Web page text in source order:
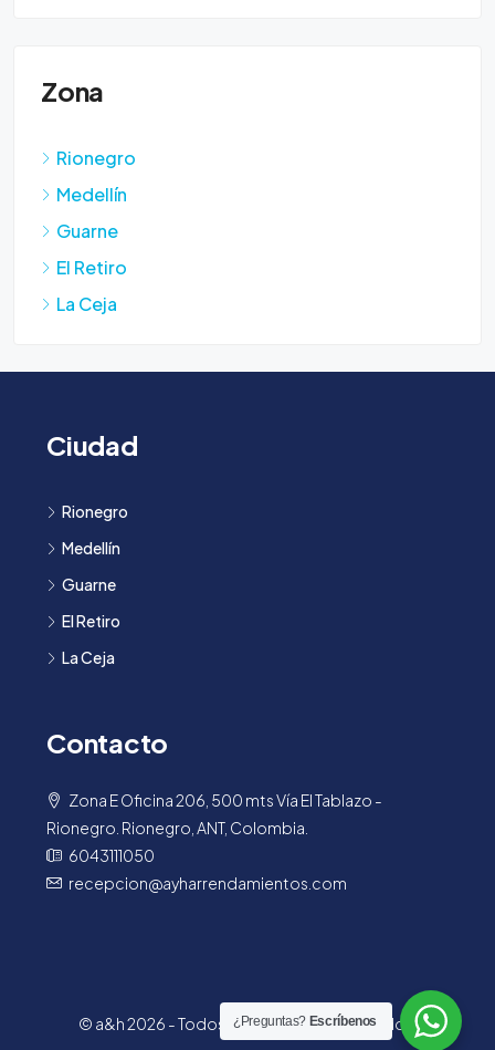
Zona
Rionegro
Medellín
Guarne
El Retiro
La Ceja
Ciudad
Rionegro
Medellín
Guarne
El Retiro
La Ceja
Contacto
Zona E Oficina 206, 500 mts Vía El Tablazo -
Rionegro. Rionegro, ANT, Colombia.
6043111050
recepcion@ayharrendamientos.com
© a&h 2026 - Todos los derechos reservados.
¿Preguntas? Escríbenos